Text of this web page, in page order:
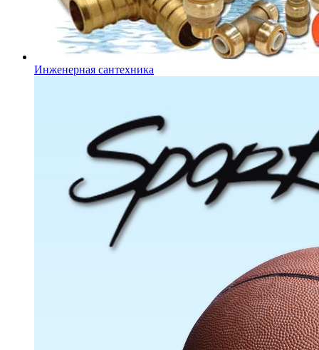
Инженерная сантехника